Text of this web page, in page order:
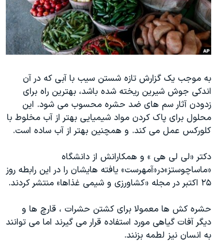
فرهنگ و زندگی
حقوق شهروندی
اقتصادی
اسرائیل در جنگ
گالری عکس
آرشیو پخش زنده
مستندها
انتخابات ریاست جمهوری آمریکا ۲۰۲۴
حمله جمهوری اسلامی به اسرائیل
ورزش زنان در ایران
اعتراضات زن، زندگی، آزادی
مجموعه مستندهای دادخواهی
تریبونال مردمی آبان ۹۸
چهل سال گروگان‌گیری
قانون شفافیت دارائی کادر رهبری ایران
اسرائیل در جنگ
نرگس محمدی برنده جایزه نوبل صلح
دنبال کنید
زبانهای مختلف
به موجب یک گزارش تازه شستن سیب با آبی که در آن
اندکی جوش شیرین ریخته شده باشد، بهترین راه برای
زدودن آثار سم های ضد حشره محسوب می شود. این
محلول برای پاک کردن مواد شیمیایی بهتر از آب مخلوط با
کلورکس عمل می کند. و همچنین بهتر از آب ساده است.
دکتر «لی لی هی » و همکارانش از دانشگاه
«ماساچوستز»در«آمهرست» یافته هایشان را در این رابطه روز
۲۵ اکتبر در مجله «کشاورزی و شیمی غذاها» منتشر کردند.
حشره کش ها معمولا برای کشتن حشرات ، قارچ ها و
دیگر آفات گیاهی مورد استفاده قرار می گیرند اما می توانند
به انسان نیز لطمه بزنند.